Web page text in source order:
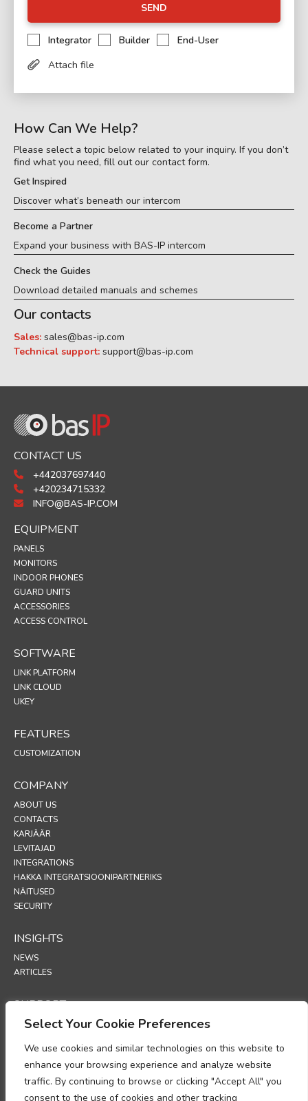
Select Your Cookie Preferences
We use cookies and similar technologies on this website to
enhance your browsing experience and analyze website
traffic. By continuing to browse or clicking "Accept All" you
consent to the use of cookies and other tracking
SEND
Integrator Builder
End-User
Attach file
How Can We Help?
Please select a topic below related to your inquiry. If you don’t
find what you need, fill out our contact form.
Get Inspired
Discover what’s beneath our intercom
Become a Partner
Expand your business with BAS-IP intercom
Check the Guides
Download detailed manuals and schemes
Our contacts
Sales: sales@bas-ip.com
Technical support: support@bas-ip.com
CONTACT US
+442037697440
+420234715332
INFO@BAS-IP.COM
EQUIPMENT
PANELS
MONITORS
INDOOR PHONES
GUARD UNITS
ACCESSORIES
ACCESS CONTROL
SOFTWARE
LINK PLATFORM
LINK CLOUD
UKEY
FEATURES
CUSTOMIZATION
COMPANY
ABOUT US
CONTACTS
KARJÄÄR
LEVITAJAD
INTEGRATIONS
HAKKA INTEGRATSIOONIPARTNERIKS
NÄITUSED
SECURITY
INSIGHTS
NEWS
ARTICLES
SUPPORT
TECHNICAL PORTAL
POLICIES
PRIVAATSUSPOLIITIKA
KÜPSISTE POLIITIKA